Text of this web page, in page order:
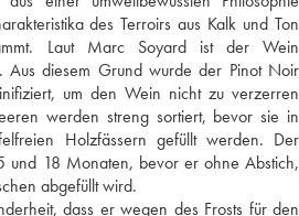
des Terroirs aus Kalk und Ton
Laut Marc Soyard ist der Wein
Aus diesem Grund wurde der Pinot Noir
um den Wein nicht zu verzerren
werden streng sortiert, bevor sie in
Holzfässern gefüllt werden. Der
und 18 Monaten, bevor er ohne Abstich,
abgefüllt wird.
dass er wegen des Frosts für den